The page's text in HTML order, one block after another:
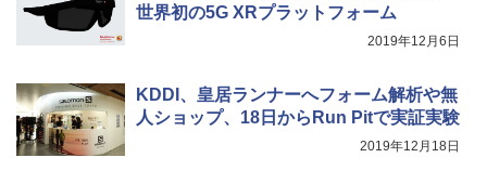
世界初の5G XRプラットフォーム
2019年12月6日
KDDI、皇居ランナーへフォーム解析や無
人ショップ、18日からRun Pitで実証実験
2019年12月18日